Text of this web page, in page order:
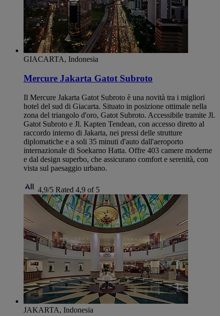
GIACARTA, Indonesia
Mercure Jakarta Gatot Subroto
Il Mercure Jakarta Gatot Subroto è una novità tra i migliori
hotel del sud di Giacarta. Situato in posizione ottimale nella
zona del triangolo d'oro, Gatot Subroto. Accessibile tramite Jl.
Gatot Subroto e Jl. Kapten Tendean, con accesso diretto al
raccordo interno di Jakarta, nei pressi delle strutture
diplomatiche e a soli 35 minuti d'auto dall'aeroporto
internazionale di Soekarno Hatta. Offre 403 camere moderne
e dal design superbo, che assicurano comfort e serenità, con
vista sul paesaggio urbano.
4,9/5 Rated 4,9 of 5
JAKARTA, Indonesia